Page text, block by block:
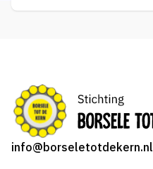
info@borseletotdekern.nl